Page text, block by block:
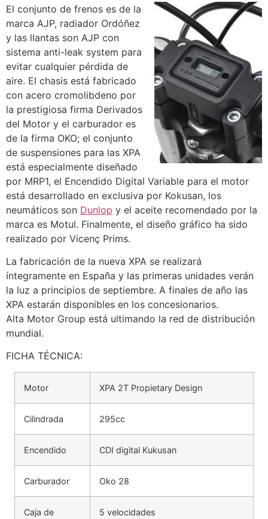
El conjunto de frenos es de la
marca AJP, radiador Ordóñez
y las llantas son AJP con
sistema anti-leak system para
evitar cualquier pérdida de
aire. El chasis está fabricado
con acero cromolibdeno por
la prestigiosa firma Derivados
del Motor y el carburador es
de la firma OKO; el conjunto
de suspensiones para las XPA
está especialmente diseñado
por MRP1, el Encendido Digital Variable para el motor
está desarrollado en exclusiva por Kokusan, los
neumáticos son Dunlop y el aceite recomendado por la
marca es Motul. Finalmente, el diseño gráfico ha sido
realizado por Vicenç Prims.
La fabricación de la nueva XPA se realizará
íntegramente en España y las primeras unidades verán
la luz a principios de septiembre. A finales de año las
XPA estarán disponibles en los concesionarios.
Alta Motor Group está ultimando la red de distribución
mundial.
FICHA TÉCNICA:
Motor XPA 2T Propietary Design
Cilindrada 295cc
Encendido CDI digital Kukusan
Carburador Oko 28
Caja de 5 velocidades